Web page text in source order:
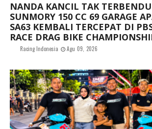
NANDA KANCIL TAK
SUNMORY 150 CC 69 GARAGE
SA63 KEMBALI TERCEPAT DI
RACE DRAG BIKE
Racing Indonesia Agu 09, 2026